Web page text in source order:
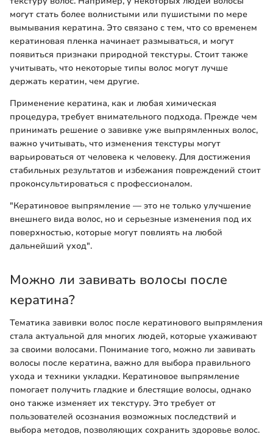
могут стать более волнистыми или пушистыми по мере
вымывания кератина. Это связано с тем, что со временем
кератиновая пленка начинает размываться, и могут
появиться признаки природной текстуры. Стоит также
учитывать, что некоторые типы волос могут лучше
держать кератин, чем другие.
Применение кератина, как и любая химическая
процедура, требует внимательного подхода. Прежде чем
принимать решение о завивке уже выпрямленных волос,
важно учитывать, что изменения текстуры могут
варьироваться от человека к человеку. Для достижения
стабильных результатов и избежания повреждений стоит
проконсультироваться с профессионалом.
"Кератиновое выпрямление — это не только улучшение
внешнего вида волос, но и серьезные изменения под их
поверхностью, которые могут повлиять на любой
дальнейший уход".
Можно ли завивать волосы после
кератина?
Тематика завивки волос после кератинового выпрямления
стала актуальной для многих людей, которые ухаживают
за своими волосами. Понимание того, можно ли завивать
волосы после кератина, важно для выбора правильного
ухода и техники укладки. Кератиновое выпрямление
помогает получить гладкие и блестящие волосы, однако
оно также изменяет их текстуру. Это требует от
пользователей осознания возможных последствий и
выбора методов, позволяющих сохранить здоровье волос.